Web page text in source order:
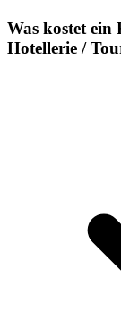
Was kostet
Hotellerie /